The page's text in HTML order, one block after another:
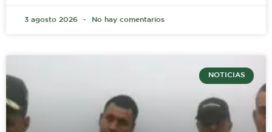
3 agosto 2026 No hay comentarios
NOTICIAS